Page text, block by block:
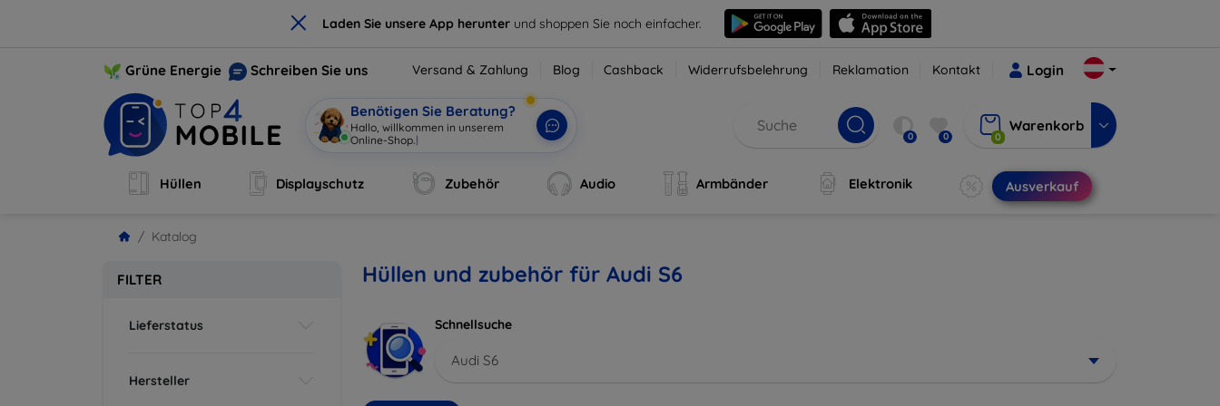
× Laden Sie unsere App herunter und shoppen Sie noch einfacher.
Grüne Energie Schreiben Sie uns Versand & Zahlung Blog Cashback Widerrufsbelehrung Reklamation Kontakt Login
Benötigen Sie Beratung?
Hallo, willkommen in unserem
Online-Shop. | 0 0 0
Warenkorb
Hüllen Displayschutz Zubehör Audio Armbänder Elektronik Ausverkauf
Katalog
FILTER
Lieferstatus
Hersteller
Hüllen und zubehör für Audi S6
Schnellsuche
Audi S6